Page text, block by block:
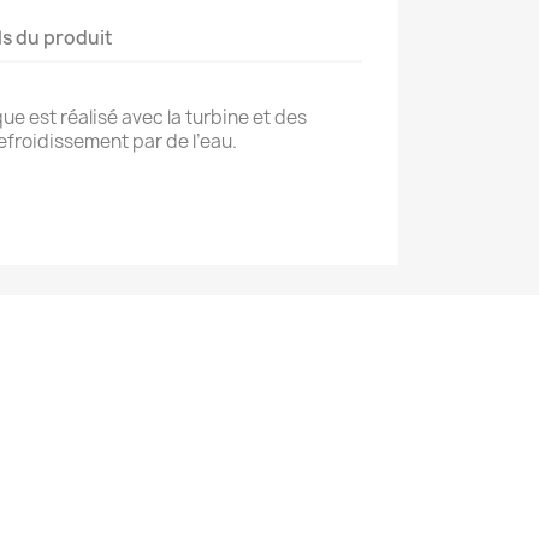
du produit
est réalisé avec la turbine et des
par de l’eau.